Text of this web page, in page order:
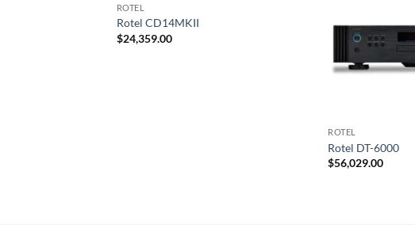
ROTEL
Rotel CD14MKII
$24,359.00
ROTEL
Rotel DT-6000
$56,029.00